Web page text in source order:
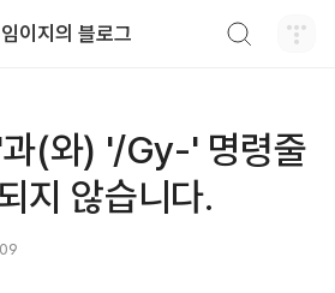
임이지의 블로그
(와) '/Gy-' 명령줄
지 않습니다.